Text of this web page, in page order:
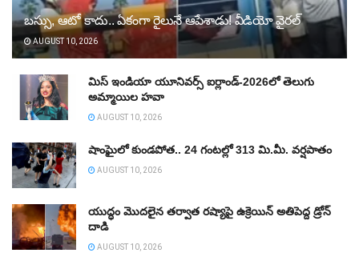
బస్సు, ఆటో కాదు.. ఏకంగా రైలునే ఆపేశాడు! వీడియో వైరల్‌
AUGUST 10, 2026
మిస్‌ ఇండియా యూనివర్స్‌ ఐర్లాండ్‌-2026లో తెలుగు
అమ్మాయిల హవా
AUGUST 10, 2026
షాంఘైలో కుండపోత.. 24 గంటల్లో 313 మి.మీ. వర్షపాతం
AUGUST 10, 2026
యుద్ధం మొదలైన తర్వాత రష్యాపై ఉక్రెయిన్‌ అతిపెద్ద డ్రోన్‌
దాడి
AUGUST 10, 2026